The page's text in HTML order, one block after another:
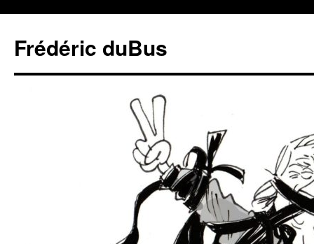
Frédéric duBus